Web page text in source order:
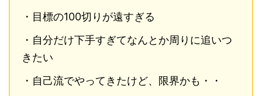
・目標の100切りが遠すぎる
・自分だけ下手すぎてなんとか周りに追いつ
きたい
・自己流でやってきたけど、限界かも・・